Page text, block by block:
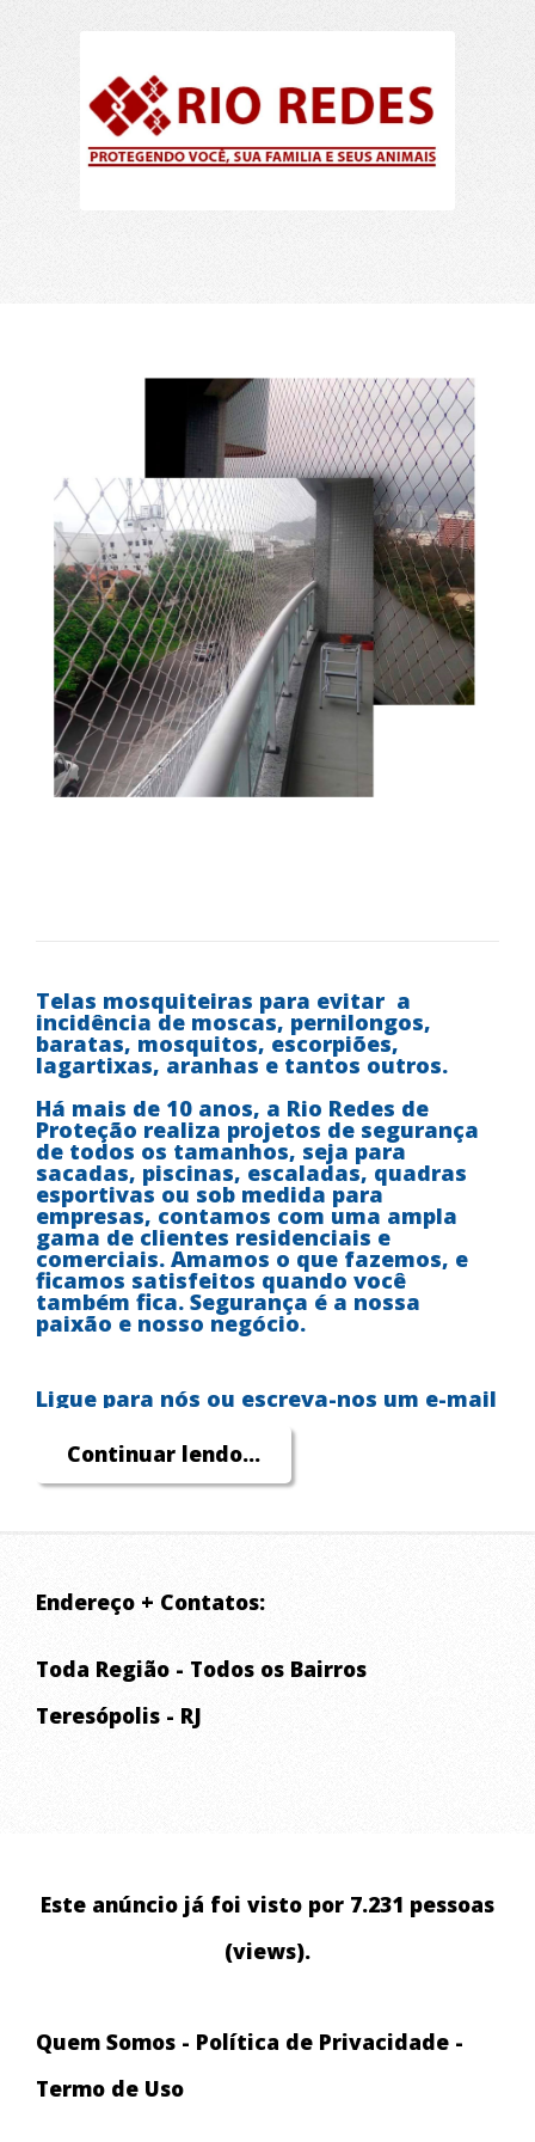
Telas mosquiteiras para evitar a
incidência de moscas, pernilongos,
baratas, mosquitos, escorpiões,
lagartixas, aranhas e tantos outros.
Há mais de 10 anos, a Rio Redes de
Proteção realiza projetos de segurança
de todos os tamanhos, seja para
sacadas, piscinas, escaladas, quadras
esportivas ou sob medida para
empresas, contamos com uma ampla
gama de clientes residenciais e
comerciais. Amamos o que fazemos, e
ficamos satisfeitos quando você
também fica. Segurança é a nossa
paixão e nosso negócio.
Ligue para nós ou escreva-nos um e-mail
para agendarmos sua consulta gratuita.
Vamos até sua casa e empresa,
conversamos sobre o que você precisa e
Continuar lendo...
Endereço + Contatos:
Toda Região - Todos os Bairros
Teresópolis - RJ
Este anúncio já foi visto por 7.231 pessoas
(views).
Quem Somos - Política de Privacidade -
Termo de Uso